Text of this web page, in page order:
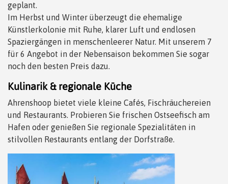
geplant.
Im Herbst und Winter überzeugt die ehemalige
Künstlerkolonie mit Ruhe, klarer Luft und endlosen
Spaziergängen in menschenleerer Natur. Mit unserem 7
für 6 Angebot in der Nebensaison bekommen Sie sogar
noch den besten Preis dazu.
Kulinarik & regionale Küche
Ahrenshoop bietet viele kleine Cafés, Fischräuchereien
und Restaurants. Probieren Sie frischen Ostseefisch am
Hafen oder genießen Sie regionale Spezialitäten in
stilvollen Restaurants entlang der Dorfstraße.